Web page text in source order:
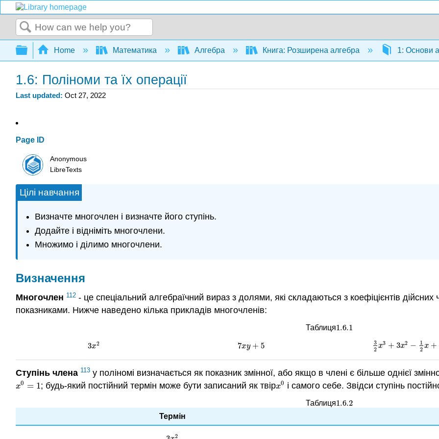
Search
Expand/collapse global hierarchy
Home Математика Алгебра Книга: Розширена алгебра 1: Основи
1.6: Поліноми та їх операції
Last updated Oct 27, 2022
Page ID
Anonymous
LibreTexts
Цілі навчання
Визначте многочлен і визначте його ступінь.
Додайте і відніміть многочлени.
Множимо і ділимо многочлени.
Визначення
Многочлен 112 - це спеціальний алгебраїчний вираз з долями, які складаються з коефіцієнтів
показниками. Нижче наведено кілька прикладів многочленів:
3x2
3x2 7xy + 5
7xy+5
3
2 x3 + 3x2 −
1
2 x +
32x3+3x2−12x+1
Таблиця1.6.1
1.6.1
Ступінь члена 113 у поліномі визначається як показник змінної, або якщо в члені є більше однієї
x0 = 1
x0 =1 ; будь-який постійний термін може бути записаний як твірx0
x0 і самого себе. Звідси ступінь
Термін
2
Таблиця1.6.2
1.6.2